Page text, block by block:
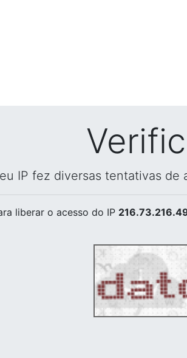
IP fez diversas tentativas de
liberar o acesso do IP